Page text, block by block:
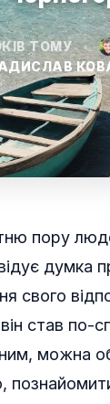
ТОМУ •
пору
думка
свого
став по-
можна